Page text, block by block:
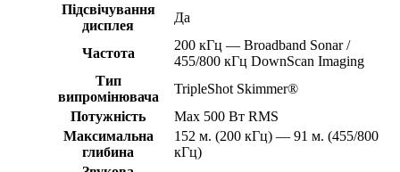
Підсвічування
дисплея
Да
Частота
200 кГц — Broadband Sonar /
455/800 кГц DownScan Imaging
Тип
випромінювача
TripleShot Skimmer®
Потужність
Max 500 Вт RMS
Максимальна
глибина
152 м. (200 кГц) — 91 м. (455/800
кГц)